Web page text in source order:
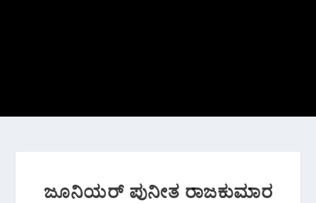
ಜೂನಿಯರ್ ಪುನೀತ ರಾಜಕುಮಾರ